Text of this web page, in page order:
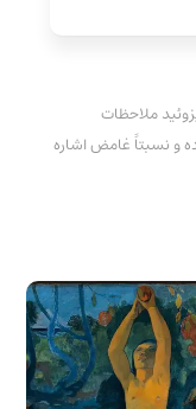
ملاحظات
و نسبتاً غامض اشاره